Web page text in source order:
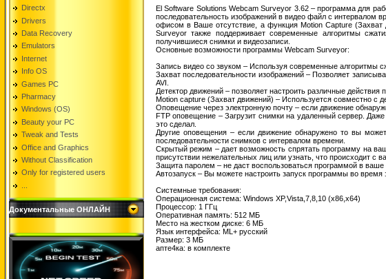
Directx
Drivers
Data Recovery
Emulators
Internet
Info OS
Games PC
Pharmacy
Windows (OS)
Beauty your PC
Tweak and Tests
Office and Graphics
Without Classification
Only for registered users
Документальные ОНЛАЙН
El Software Solutions Webcam Surveyor 3.62 – программа для
последовательность изображений в видео файл с интервалом
офисом в Ваше отсутствие, а функция Motion Capture
Surveyor также поддерживает современные алгоритмы
получившиеся снимки и видеозаписи.
Основные возможности программы Webcam Surveyor:
Запись видео со звуком – Используя современные алгоритмы
Захват последовательности изображений – Позволяет
AVI.
Детектор движений – позволяет настроить различные
Motion capture (Захват движений) – Используется совместно с
Оповещение через электронную почту – если движение
FTP оповещение – Загрузит снимки на удаленный сервер.
это сделал.
Другие оповещения – если движение обнаружено то вы
последовательности снимков с интервалом времени.
Скрытый режим – дает возможность спрятать программу на
присутствии нежелательных лиц или узнать, что происходит с
Защита паролем – не даст воспользоваться программой в ваше
Автозапуск – Вы можете настроить запуск программы во время
Системные требования:
Операционная система: Windows XP,Vista,7,8,10 (x86,x64)
Процессор: 1 ГГц
Оперативная память: 512 МБ
Место на жестком диске: 6 МБ
Язык интерфейса: ML+ русский
Размер: 3 МБ
апте4ка: в комплекте